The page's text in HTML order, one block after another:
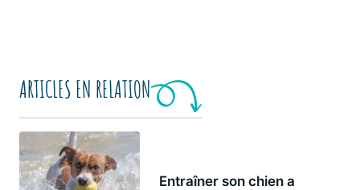
ARTICLES EN RELATION
Entraîner son chien a